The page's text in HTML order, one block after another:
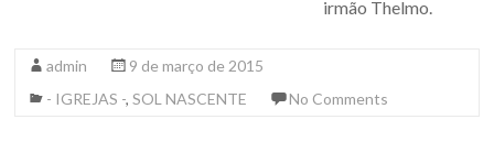
irmão Thelmo.
admin
9 de março de 2015
- IGREJAS -,SOL NASCENTE No Comments